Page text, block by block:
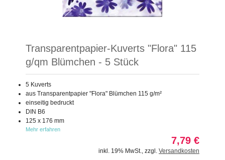
Transparentpapier-Kuverts "Flora" 115
g/qm Blümchen - 5 Stück
5 Kuverts
aus Transparentpapier "Flora" Blümchen 115 g/m²
einseitig bedruckt
DIN B6
125 x 176 mm
Mehr erfahren
7,79 €
inkl. 19% MwSt. zzgl. Versandkosten